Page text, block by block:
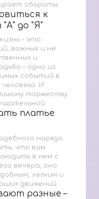
обороты.
к
до "Я"
к
до "Я"
– это
важных и не
и
– одно из
событий в
И
торжеству
платье
платье
наряда
что вам
в нем с
вечера, оно
легким и
движений.
разные –
разные –